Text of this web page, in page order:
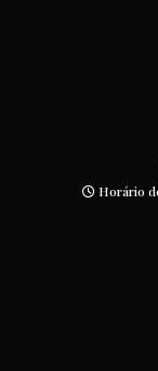
Horário